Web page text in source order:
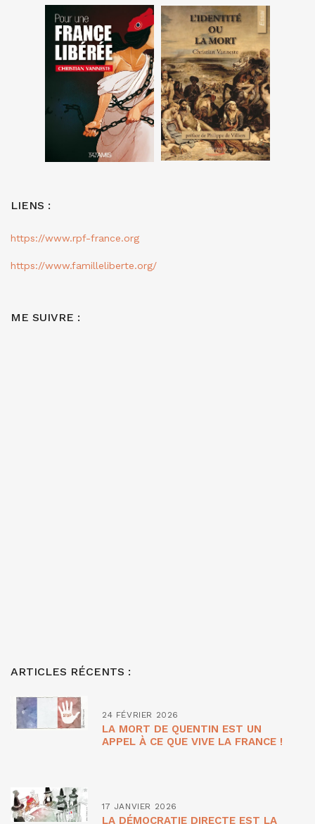
LIENS :
https://www.rpf-france.org
https://www.familleliberte.org/
ME SUIVRE :
ARTICLES RÉCENTS :
24 FÉVRIER 2026
LA MORT DE QUENTIN EST UN
APPEL À CE QUE VIVE LA FRANCE !
17 JANVIER 2026
LA DÉMOCRATIE DIRECTE EST LA